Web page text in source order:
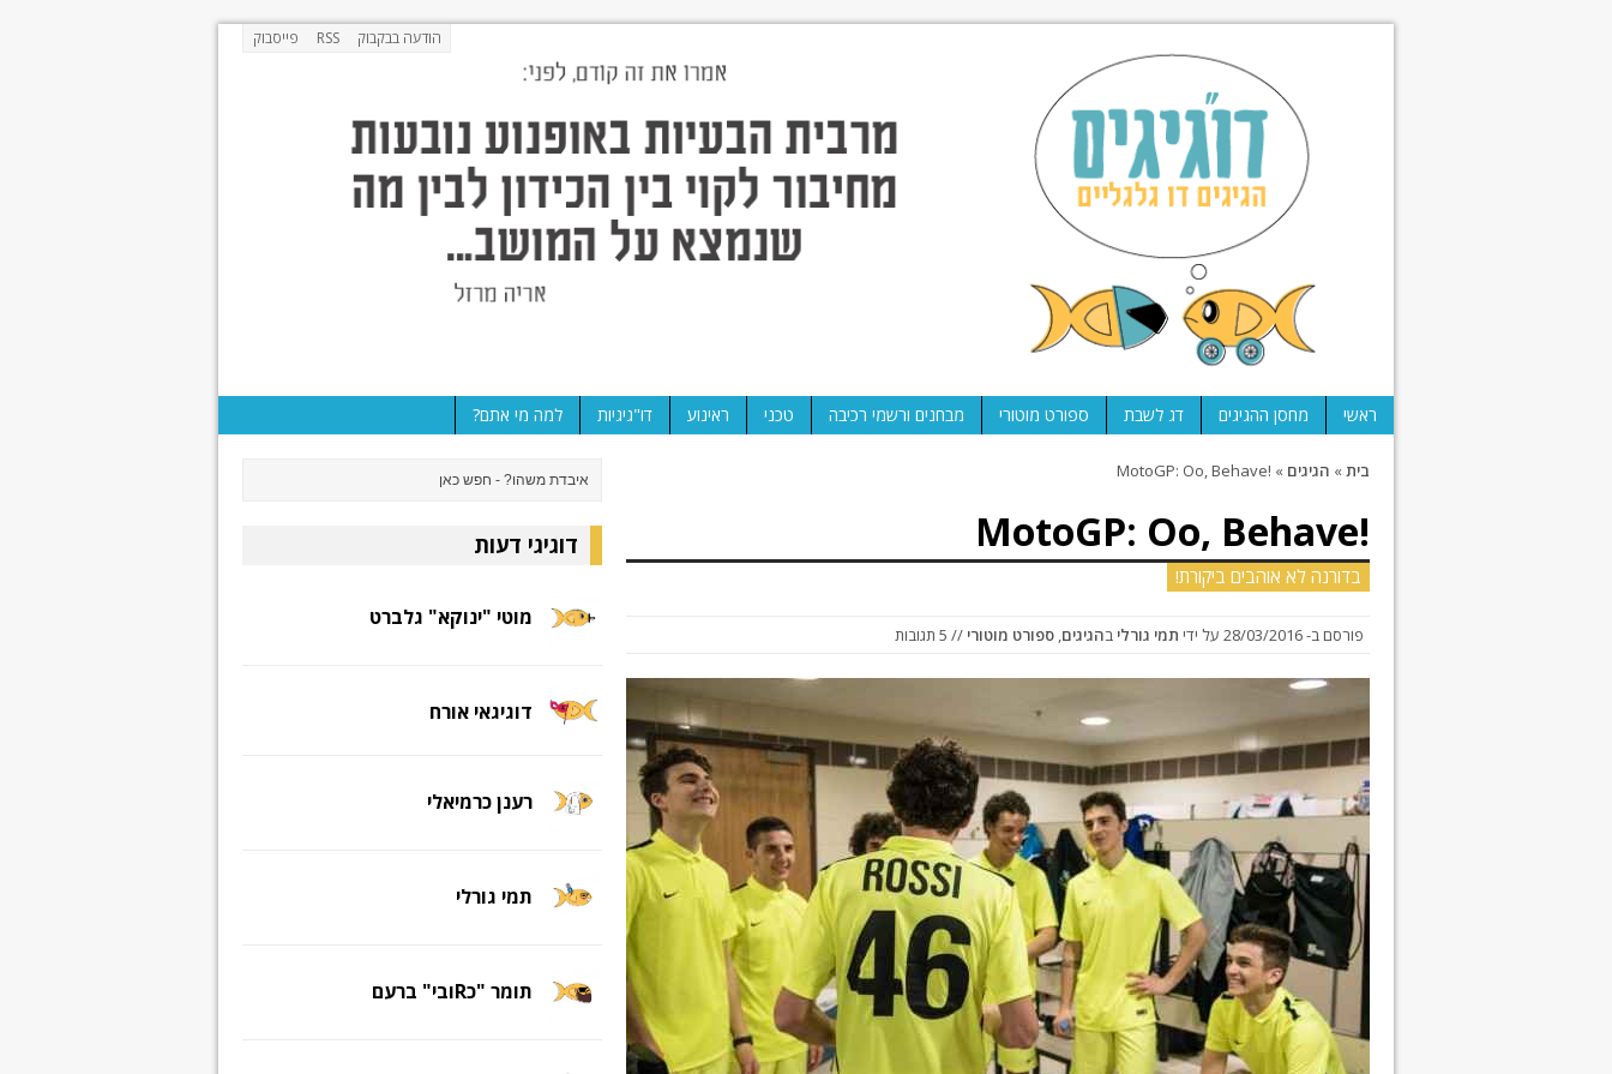
הודעה בבקבוק RSS פייסבוק
ראשי מחסן ההגיגים דג לשבת ספורט מוטורי מבחנים ורשמי רכיבה טכני ראינוע דו"גיגיות למה מי אתם?
בית» הגיגים »
!MotoGP: Oo, Behave
!MotoGP: Oo, Behave
בדורנה לא אוהבים ביקורת!
פורסם ב-28/03/2016 על ידי תמי גורלי בהגיגים, ספורט מוטורי // 5 תגובות
דוגיגי דעות
מוטי "ינוקא" גלברט
דוגיגאי אורח
רענן כרמיאלי
תמי גורלי
תומר "כRובי" ברעם